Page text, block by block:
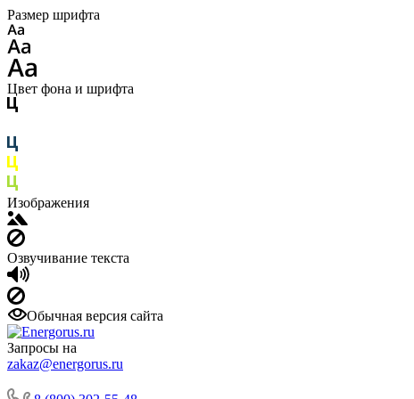
Размер шрифта
Цвет фона и шрифта
Изображения
Озвучивание текста
Обычная версия сайта
Запросы на
zakaz@energorus.ru